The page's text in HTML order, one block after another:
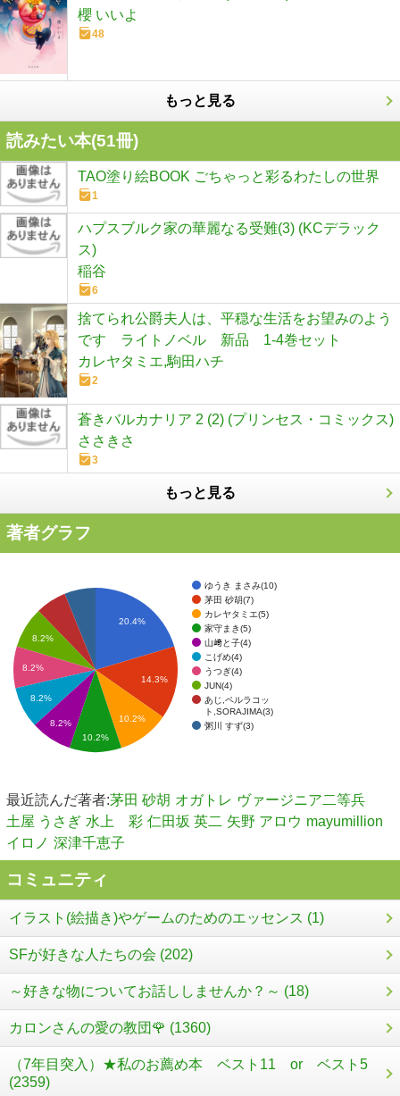
櫻 いいよ
48
もっと見る
読みたい本(51冊)
TAO塗り絵BOOK ごちゃっと彩るわたしの世界
1
ハプスブルク家の華麗なる受難(3) (KCデラック
ス)
稲谷
6
捨てられ公爵夫人は、平穏な生活をお望みのよう
です ライトノベル 新品 1-4巻セット
カレヤタミエ,駒田ハチ
2
蒼きバルカナリア 2 (2) (プリンセス・コミックス)
ささきさ
3
もっと見る
著者グラフ
ゆうき まさみ(10)
茅田 砂胡(7)
カレヤタミエ(5)
家守まき(5)
山﨑と子(4)
こげめ(4)
うつぎ(4)
JUN(4)
あじ,ペルラコッ
ト,SORAJIMA(3)
粥川 すず(3)
20.4%
14.3%
10.2%
8.2%
8.2%
8.2%
8.2%
10.2%
最近読んだ著者:茅田 砂胡 オガトレ ヴァージニア二等兵
土屋 うさぎ 水上 彩 仁田坂 英二 矢野 アロウ mayumillion
イロノ 深津千恵子
コミュニティ
イラスト(絵描き)やゲームのためのエッセンス (1)
SFが好きな人たちの会 (202)
～好きな物についてお話ししませんか？～ (18)
カロンさんの愛の教団🌹 (1360)
（7年目突入）★私のお薦め本 ベスト11 or ベスト5
(2359)